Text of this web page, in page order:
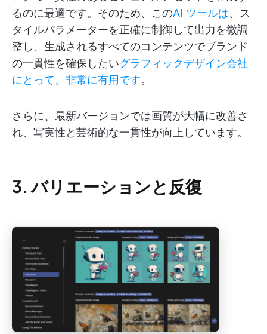
るのに最適です。そのため、このAI ツールは、ス
タイルパラメーターを正確に制御して出力を微調
整し、生成されるすべてのコンテンツでブランド
の一貫性を確保したいグラフィックデザイン会社
にとって、非常に有用です。
さらに、最新バージョンでは画質が大幅に改善さ
れ、写実性と芸術的な一貫性が向上しています。
3. バリエーションと反復